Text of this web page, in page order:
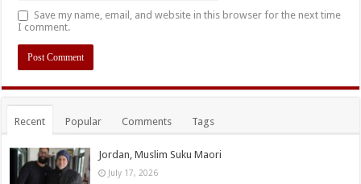
Save my name, email, and website in this browser for the next time
I comment.
Recent Popular Comments Tags
Jordan, Muslim Suku Maori
July 17, 2026